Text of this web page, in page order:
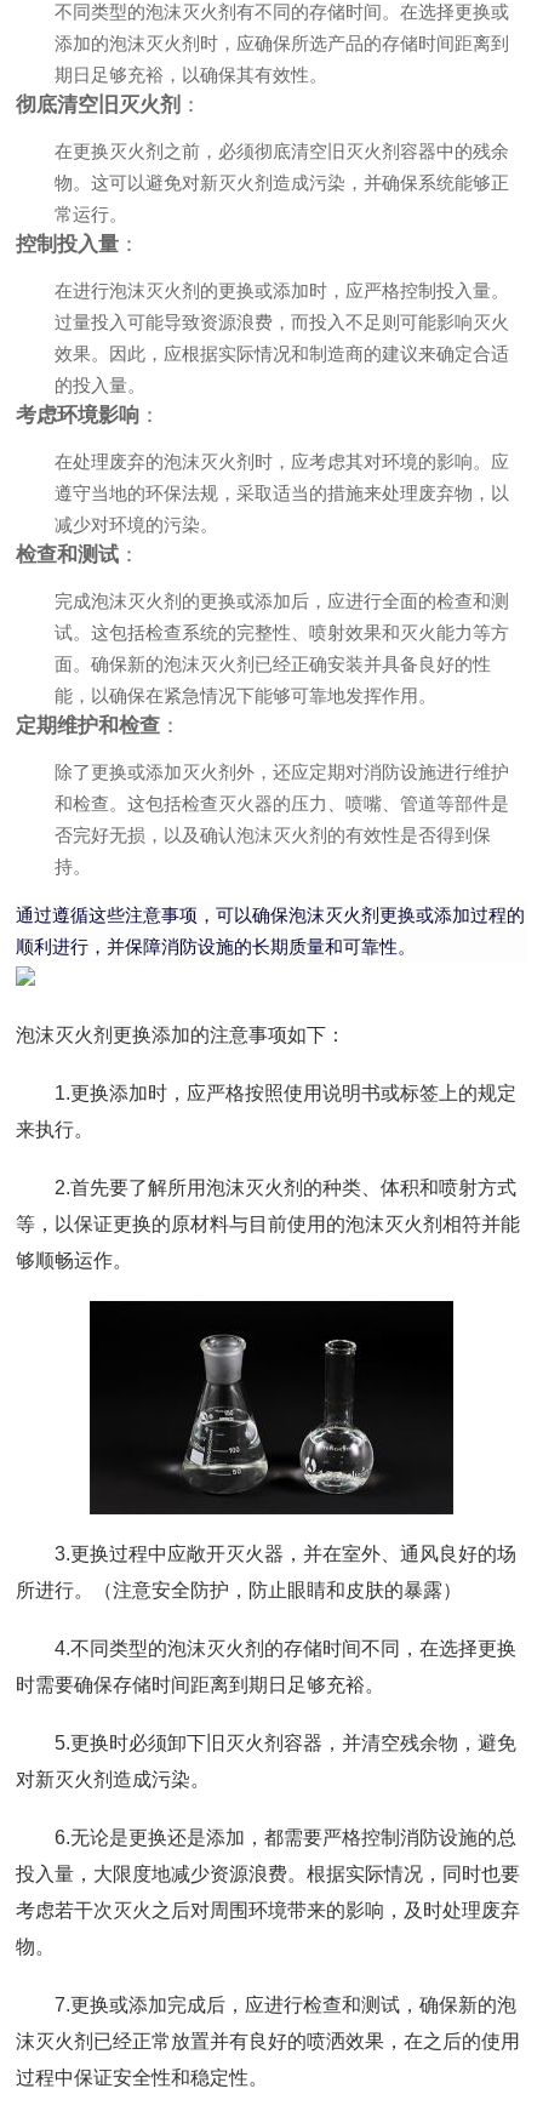
不同类型的泡沫灭火剂有不同的存储时间。在选择更换或
添加的泡沫灭火剂时，应确保所选产品的存储时间距离到
期日足够充裕，以确保其有效性。
彻底清空旧灭火剂 ：
在更换灭火剂之前，必须彻底清空旧灭火剂容器中的残余
物。这可以避免对新灭火剂造成污染，并确保系统能够正
常运行。
控制投入量 ：
在进行泡沫灭火剂的更换或添加时，应严格控制投入量。
过量投入可能导致资源浪费，而投入不足则可能影响灭火
效果。因此，应根据实际情况和制造商的建议来确定合适
的投入量。
考虑环境影响 ：
在处理废弃的泡沫灭火剂时，应考虑其对环境的影响。应
遵守当地的环保法规，采取适当的措施来处理废弃物，以
减少对环境的污染。
检查和测试 ：
完成泡沫灭火剂的更换或添加后，应进行全面的检查和测
试。这包括检查系统的完整性、喷射效果和灭火能力等方
面。确保新的泡沫灭火剂已经正确安装并具备良好的性
能，以确保在紧急情况下能够可靠地发挥作用。
定期维护和检查 ：
除了更换或添加灭火剂外，还应定期对消防设施进行维护
和检查。这包括检查灭火器的压力、喷嘴、管道等部件是
否完好无损，以及确认泡沫灭火剂的有效性是否得到保
持。
通过遵循这些注意事项，可以确保泡沫灭火剂更换或添加过程的
顺利进行，并保障消防设施的长期质量和可靠性。
泡沫灭火剂更换添加的注意事项如下：
1.更换添加时，应严格按照使用说明书或标签上的规定
来执行。
2.首先要了解所用泡沫灭火剂的种类、体积和喷射方式
等，以保证更换的原材料与目前使用的泡沫灭火剂相符并能
够顺畅运作。
3.更换过程中应敞开灭火器，并在室外、通风良好的场
所进行。（注意安全防护，防止眼睛和皮肤的暴露）
4.不同类型的泡沫灭火剂的存储时间不同，在选择更换
时需要确保存储时间距离到期日足够充裕。
5.更换时必须卸下旧灭火剂容器，并清空残余物，避免
对新灭火剂造成污染。
6.无论是更换还是添加，都需要严格控制消防设施的总
投入量，大限度地减少资源浪费。根据实际情况，同时也要
考虑若干次灭火之后对周围环境带来的影响，及时处理废弃
物。
7.更换或添加完成后，应进行检查和测试，确保新的泡
沫灭火剂已经正常放置并有良好的喷洒效果，在之后的使用
过程中保证安全性和稳定性。